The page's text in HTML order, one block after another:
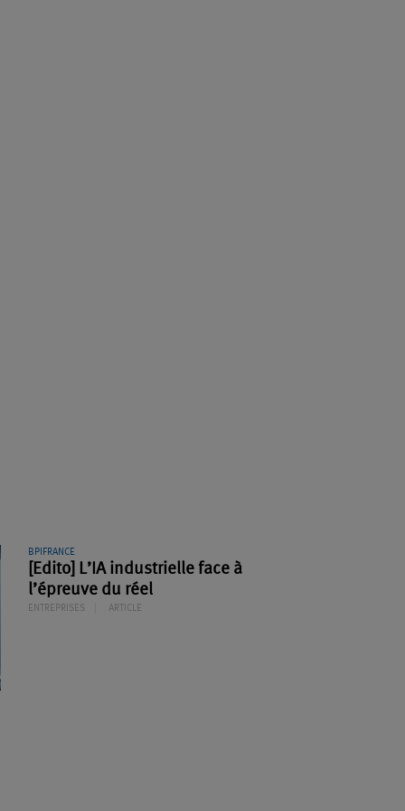
BPIFRANCE
[Edito] L’IA industrielle face à
l’épreuve du réel
ENTREPRISES ARTICLE